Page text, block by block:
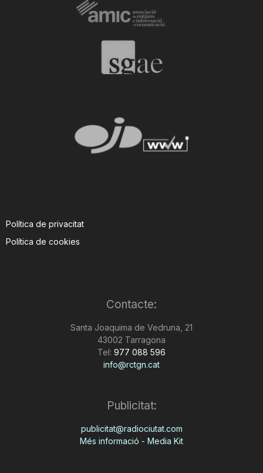
g
Política de privacitat
Política de cookies
Contacte:
Santa Joaquima de Vedruna, 21
43002 Tarragona
Tel: 977 088 596
info@rctgn.cat
Publicitat:
publicitat@radiociutat.com
Més informació - Media Kit